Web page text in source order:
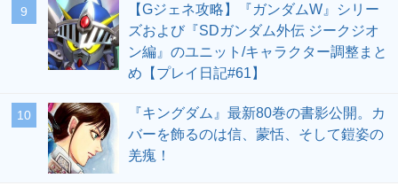
9
【Gジェネ攻略】『ガンダムW』シリー
ズおよび『SDガンダム外伝 ジークジオ
ン編』のユニット/キャラクター調整まと
め【プレイ日記#61】
10
『キングダム』最新80巻の書影公開。カ
バーを飾るのは信、蒙恬、そして鎧姿の
羌瘣！